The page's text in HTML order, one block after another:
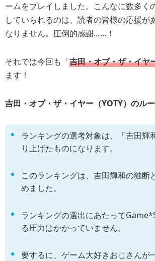
ームをプレイしました。こんなに数多く
していられるのは、読者の皆様の応援が
なりません。圧倒的感謝……！
それでは今回も「吉田・オブ・ザ・イヤ
ます！
吉田・オブ・ザ・イヤー（YOTY）のル
ランキングの選考対象は、「吉田輝
り上げたものになります。
このランキングは、吉田輝和の独断
めました。
ランキングの選出にあたって
る圧力はかかっていません。
要するに、ゲーム大好きおじさんが